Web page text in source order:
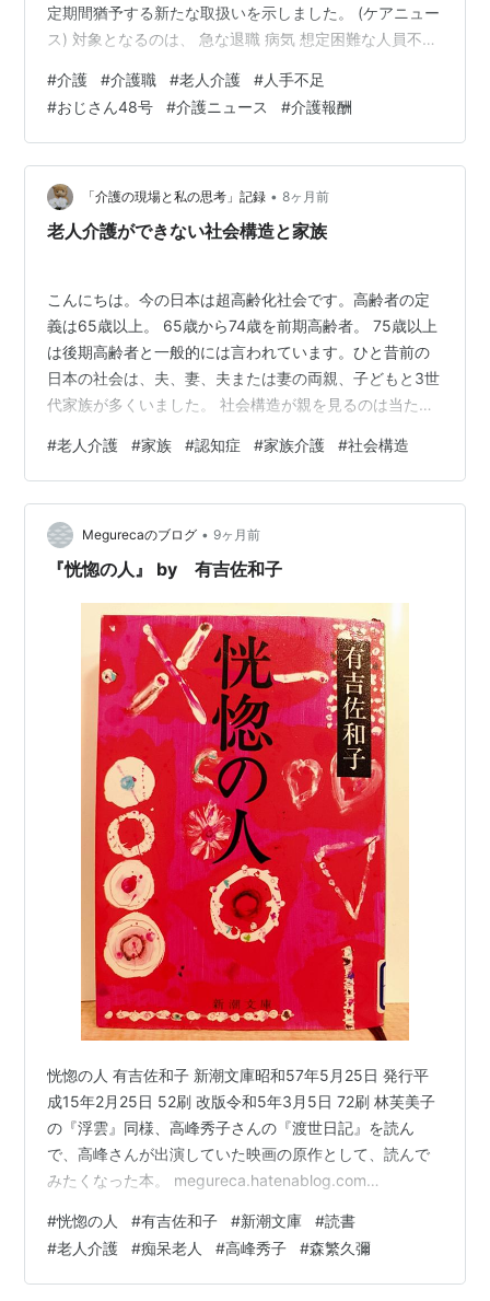
定期間猶予する新たな取扱いを示しました。 (ケアニュー
ス) 対象となるのは、 急な退職 病気 想定困難な人員不足
方針です。 (ケアニュース) ■ おじさん視点 これ、現場感
覚としてはかなり大きい。 今の介護現場って、「人が辞
めたら即アウト」みたいな空気が本当に強い。 ただでさ
え、 採用が来ない 教える余裕がない ベテランに負荷集
中 中間リーダー疲弊 なのに、減算まで入ると、現場は…
#介護 #介護職 #老人介護 #人手不足
#おじさん48号 #介護ニュース #介護報酬
「介護の現場と私の思考」記録 • 8ヶ月前
老人介護ができない社会構造と家族
こんにちは。今の日本は超高齢化社会です。高齢者の定
義は65歳以上。 65歳から74歳を前期高齢者。 75歳以上
は後期高齢者と一般的には言われています。ひと昔前の
日本の社会は、夫、妻、夫または妻の両親、子どもと3世
代家族が多くいました。 社会構造が親を見るのは当たり
た。親の面倒を見るのは専業主婦をしている妻かその兄
弟、夫はたまに介護に介在し、妻の介護を見守るといっ
た状態が多くあったと思います。わたしが子どもの頃も
「おばあちゃんが寝たきりでお母さんが面倒を見てい
る」ということを聞いたことがあります。 それができる
#老人介護 #家族 #認知症 #家族介護 #社会構造
Megurecaのブログ • 9ヶ月前
『恍惚の人』 by 有吉佐和子
恍惚の人 有吉佐和子 新潮文庫昭和57年5月25日 発行平
成15年2月25日 52刷 改版令和5年3月5日 72刷 林芙美子
の『浮雲』同様、高峰秀子さんの『渡世日記』を読ん
で、高峰さんが出演していた映画の原作として、読んで
みたくなった本。 megureca.hatenablog.com
47年らしい。『恍惚の人』が映画化されたのは、1973
年。映画として私が見たはずはないけれど、その後もよ
く話題になっていたのは記憶にある。痴呆老人とその介
#恍惚の人 #有吉佐和子 #新潮文庫 #読書
#老人介護 #痴呆老人 #高峰秀子 #森繁久彌